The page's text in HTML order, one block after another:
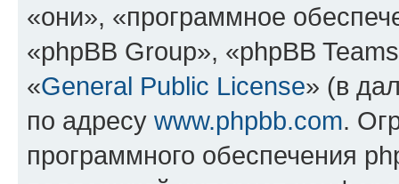
«они», «программное
«phpBB Group», «phpBB
«General Public License» (в
по адресу www.phpbb.com.
программного обеспечения